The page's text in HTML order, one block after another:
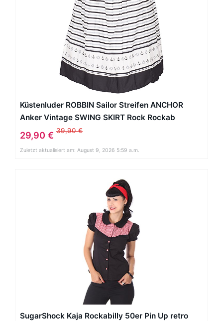
Küstenluder ROBBIN Sailor Streifen ANCHOR
Anker Vintage SWING SKIRT Rock Rockab
29,90 € 39,90 €
Zuletzt aktualisiert am: August 9, 2026 5:59 a.m.
SugarShock Kaja Rockabilly 50er Pin Up retro